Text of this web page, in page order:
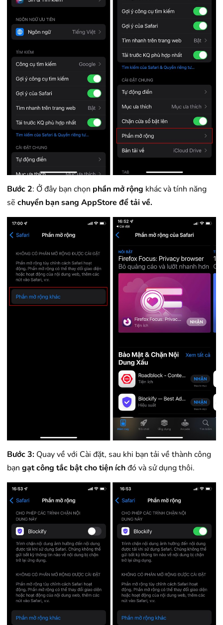
Bước 2: Ở đây bạn chọn phần mở rộng khác và tính năng
sẽ chuyển bạn sang AppStore để tải về.
Bước 3: Quay về với Cài đặt, sau khi bạn tải về thành công
bạn gạt công tắc bật cho tiện íchđó và sử dụng thôi.